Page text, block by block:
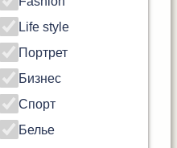
Life style
Портрет
Бизнес
Спорт
Белье